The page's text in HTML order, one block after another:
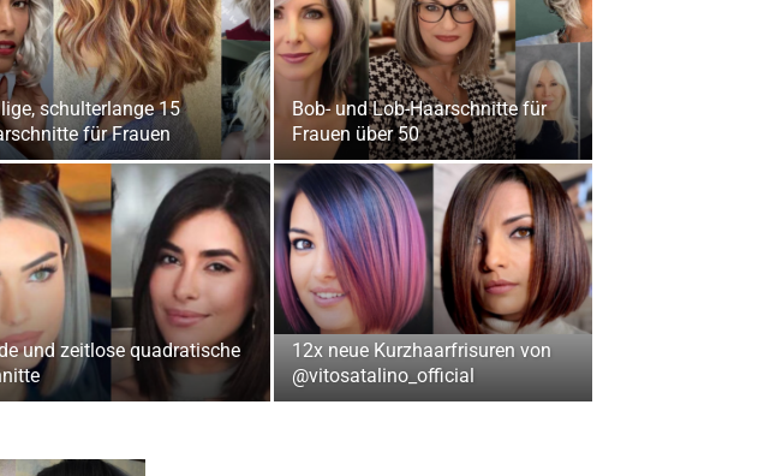
schulterlange 15
für Frauen
Bob- und Lob-Haarschnitte für
Frauen über 50
und zeitlose quadratische
12x neue Kurzhaarfrisuren von
@vitosatalino_official